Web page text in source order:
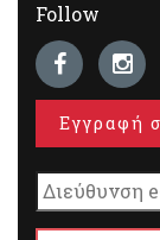
Follow
Εγγραφή